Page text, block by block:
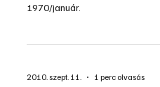
1970/január.
2010. szept. 11. 1 perc olvasás